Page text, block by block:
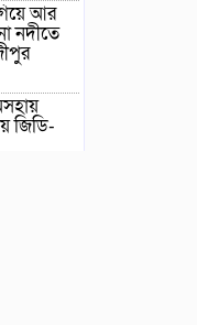
আর
নদীতে
জিডি-